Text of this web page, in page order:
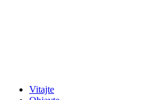
Vitajte